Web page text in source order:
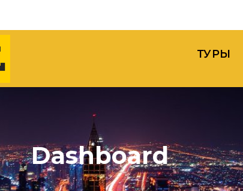
ТУРЫ
Dashboard